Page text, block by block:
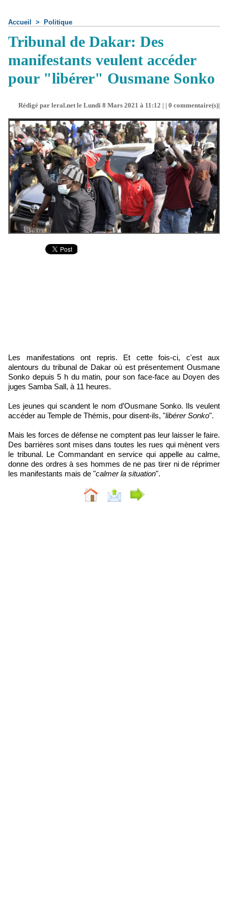
Accueil > Politique
Tribunal de Dakar: Des
manifestants veulent accéder
pour "libérer" Ousmane Sonko
Rédigé par leral.net le Lundi 8 Mars 2021 à 11:12 | | 0 commentaire(s)|
Les manifestations ont repris. Et cette fois-ci, c'est aux
alentours du tribunal de Dakar où est présentement Ousmane
Sonko depuis 5 h du matin, pour son face-face au Doyen des
juges Samba Sall, à 11 heures.
Les jeunes qui scandent le nom d’Ousmane Sonko. Ils veulent
accéder au Temple de Thémis, pour disent-ils, "libérer Sonko".
Mais les forces de défense ne comptent pas leur laisser le faire.
Des barrières sont mises dans toutes les rues qui mènent vers
le tribunal. Le Commandant en service qui appelle au calme,
donne des ordres à ses hommes de ne pas tirer ni de réprimer
les manifestants mais de "calmer la situation".